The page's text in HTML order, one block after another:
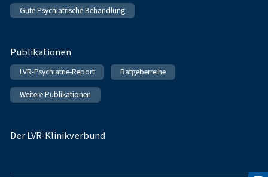
Gute Psychiatrische Behandlung
Publikationen
LVR-Psychiatrie-Report Ratgeberreihe
Weitere Publikationen
Der LVR-Klinikverbund